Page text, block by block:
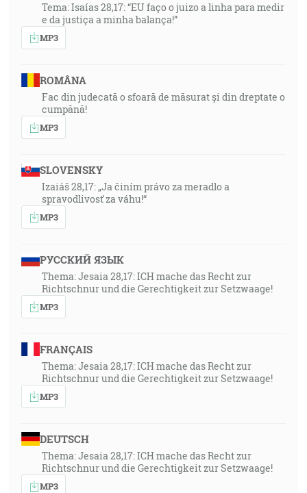
Tema: Isaías 28,17: “EU faço o juizo a linha para medir
e da justiça a minha balança!”
MP3
ROMÂNA
Fac din judecată o sfoară de măsurat și din dreptate o
cumpănă!
MP3
SLOVENSKY
Izaiáš 28,17: „Ja činím právo za meradlo a
spravodlivosť za váhu!“
MP3
РУССКИЙ ЯЗЫК
Thema: Jesaia 28,17: ICH mache das Recht zur
Richtschnur und die Gerechtigkeit zur Setzwaage!
MP3
FRANÇAIS
Thema: Jesaia 28,17: ICH mache das Recht zur
Richtschnur und die Gerechtigkeit zur Setzwaage!
MP3
DEUTSCH
Thema: Jesaia 28,17: ICH mache das Recht zur
Richtschnur und die Gerechtigkeit zur Setzwaage!
MP3